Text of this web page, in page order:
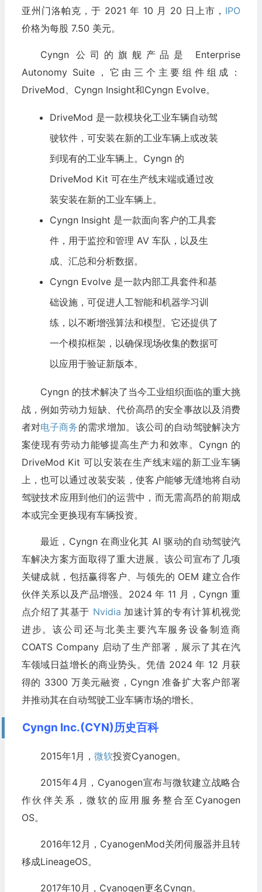
亚州门洛帕克，于 2021 年 10 月 20 日上市， IPO
价格为每股 7.50 美元。
Cyngn 公司的旗舰产品是 Enterprise
Autonomy Suite，它由三个主要组件组成：
DriveMod、Cyngn Insight和Cyngn Evolve。
DriveMod 是一款模块化工业车辆自动驾
驶软件，可安装在新的工业车辆上或改装
到现有的工业车辆上。Cyngn 的
DriveMod Kit 可在生产线末端或通过改
装安装在新的工业车辆上。
Cyngn Insight 是一款面向客户的工具套
件，用于监控和管理 AV 车队，以及生
成、汇总和分析数据。
Cyngn Evolve 是一款内部工具套件和基
础设施，可促进人工智能和机器学习训
练，以不断增强算法和模型。它还提供了
一个模拟框架，以确保现场收集的数据可
以应用于验证新版本。
Cyngn 的技术解决了当今工业组织面临的重大挑
战，例如劳动力短缺、代价高昂的安全事故以及消费
者对电子商务的需求增加。该公司的自动驾驶解决方
案使现有劳动力能够提高生产力和效率。Cyngn 的
DriveMod Kit 可以安装在生产线末端的新工业车辆
上，也可以通过改装安装，使客户能够无缝地将自动
驾驶技术应用到他们的运营中，而无需高昂的前期成
本或完全更换现有车辆投资。
最近，Cyngn 在商业化其 AI 驱动的自动驾驶汽
车解决方案方面取得了重大进展。该公司宣布了几项
关键成就，包括赢得客户、与领先的 OEM 建立合作
伙伴关系以及产品增强。2024 年 11 月，Cyngn 重
点介绍了其基于 Nvidia 加速计算的专有计算机视觉
进步。该公司还与北美主要汽车服务设备制造商
COATS Company 启动了生产部署，展示了其在汽
车领域日益增长的商业势头。凭借 2024 年 12 月获
得的 3300 万美元融资，Cyngn 准备扩大客户部署
并推动其在自动驾驶工业车辆市场的增长。
Cyngn Inc.(CYN)历史百科
2015年1月， 微软投资Cyanogen。
2015年4月，Cyanogen宣布与微软建立战略合
作伙伴关系，微软的应用服务整合至Cyanogen
OS。
2016年12月，CyanogenMod关闭伺服器并且转
移成LineageOS。
2017年10月，Cyanogen更名Cyngn。